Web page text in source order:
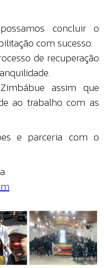
concluir o
com sucesso.
de recuperação
assim que
ao trabalho com as
e parceria com o